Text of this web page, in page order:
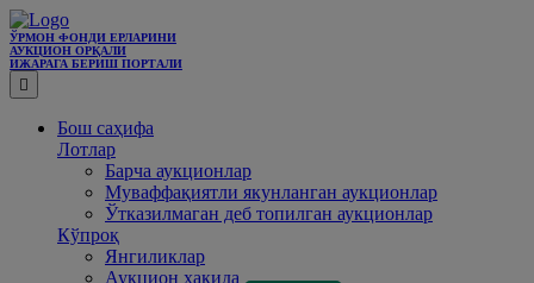
ЎРМОН ФОНДИ ЕРЛАРИНИ
АУКЦИОН ОРҚАЛИ
ИЖАРАГА БEРИШ ПОРТАЛИ
Бош саҳифа
Лотлар
Барча аукционлар
Муваффақиятли якунланган аукционлар
Ўтказилмаган деб топилган аукционлар
Кўпроқ
Янгиликлар
Аукцион ҳақида